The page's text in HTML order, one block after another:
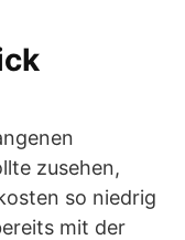
zusehen,
so niedrig
mit der